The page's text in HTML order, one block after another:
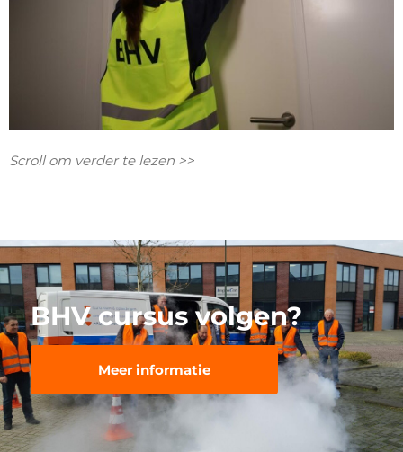
Scroll om verder te lezen >>
BHV cursus volgen?
Meer informatie